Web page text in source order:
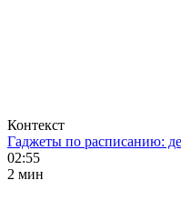
Контекст
Гаджеты по расписанию:
02:55
2 мин